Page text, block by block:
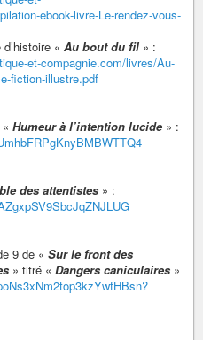
ebook-livre-Le-rendez-vous-
« Au bout du fil » :
et-compagnie.com/livres/Au-
fiction-illustre.pdf
Humeur à l’intention lucide » :
des attentistes » :
9 de « Sur le front des
» titré « Dangers caniculaires »